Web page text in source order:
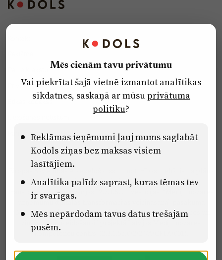
Privātuma politika
Pārredzamības paziņojumi
Eiropas Savienības Atveseļošanas un noturības mehānisma plāna
2.2. reformu un investīciju virziena “Uzņēmumu digitālā
transformācija un inovācijas” 2.2.1.5.i. investīcijas “Mediju nozares
uzņēmumu digitālās transformācijas veicināšana” pasākuma
“Mācības mediju nozares speciālistu digitālās kompetences un
zināšanu pilnveidošanai” projektā Latvijas Mediju nozares
Mēs cienām tavu privātumu
Vai piekrītat šajā vietnē izmantot analītikas
sīkdatnes, saskaņā ar mūsuprivātuma
politiku?
Reklāmas ieņēmumi ļauj mums saglabāt
Kodols ziņas bez maksas visiem
lasītājiem.
Analītika palīdz saprast, kuras tēmas tev
ir svarīgas.
Mēs nepārdodam tavus datus trešajām
pusēm.